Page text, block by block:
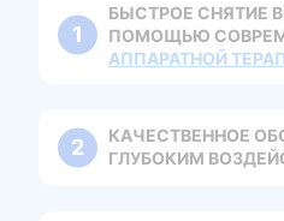
БЫСТРОЕ СНЯТИЕ
ПОМОЩЬЮ
АППАРАТНОЙ
КАЧЕСТВЕННОЕ
ГЛУБОКИМ